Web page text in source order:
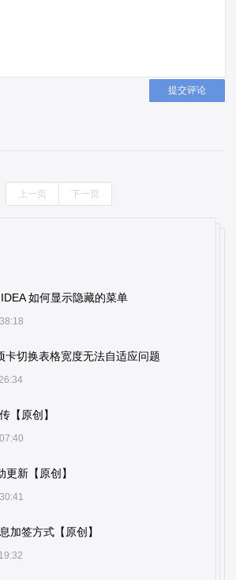
提交评论
上一页 下一页
如何显示隐藏的菜单
卡切换表格宽度无法自适应问题
【原创】
新【原创】
加签方式【原创】